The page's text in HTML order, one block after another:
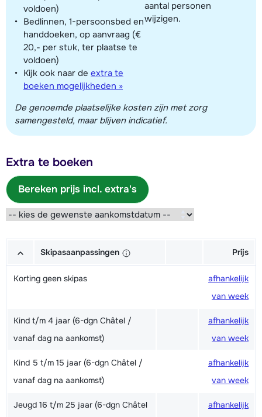
voldoen)
Bedlinnen, 1-persoonsbed en
handdoeken, op aanvraag (€
20,- per stuk, ter plaatse te
voldoen)
Kijk ook naar de extra te
boeken mogelijkheden »
aantal personen
wijzigen.
De genoemde plaatselijke kosten zijn met zorg
samengesteld, maar blijven indicatief.
Extra te boeken
Bereken prijs incl. extra's
Skipasaanpassingen Prijs
Korting geen skipas
afhankelijk
van week
Kind t/m 4 jaar (6-dgn Châtel /
vanaf dag na aankomst)
afhankelijk
van week
Kind 5 t/m 15 jaar (6-dgn Châtel /
vanaf dag na aankomst)
afhankelijk
van week
Jeugd 16 t/m 25 jaar (6-dgn Châtel
afhankelijk